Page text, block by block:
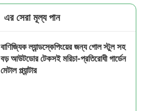
এর সেরা মূল্য পান
বাণিজ্যিক ল্যান্ডস্কেপিংয়ের জন্য গোল স্টুল সহ
বড় আউটডোর টেকসই মরিচা-প্রতিরোধী গার্ডেন
মেটাল প্ল্যান্টার